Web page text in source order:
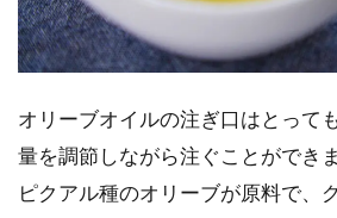
オリーブオイルの注ぎ口はとって
量を調節しながら注ぐことができま
ピクアル種のオリーブが原料で、